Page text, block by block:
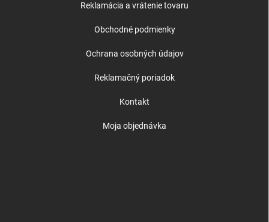
Reklamácia a vrátenie tovaru
Obchodné podmienky
Ochrana osobných údajov
Reklamačný poriadok
Kontakt
Moja objednávka